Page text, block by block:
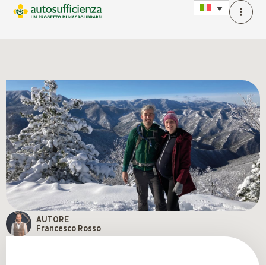
AUTORE
Francesco Rosso